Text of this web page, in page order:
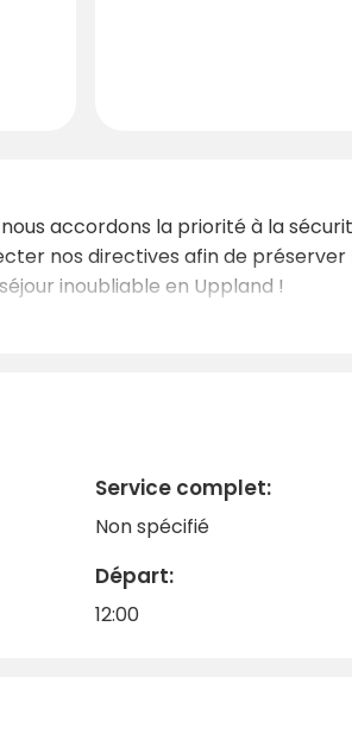
accordons la priorité à la
nos directives afin de
inoubliable en Uppland !
Service complet:
Non spécifié
Départ:
12:00